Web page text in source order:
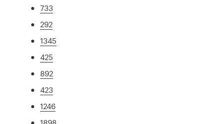
733
292
1345
425
892
423
1246